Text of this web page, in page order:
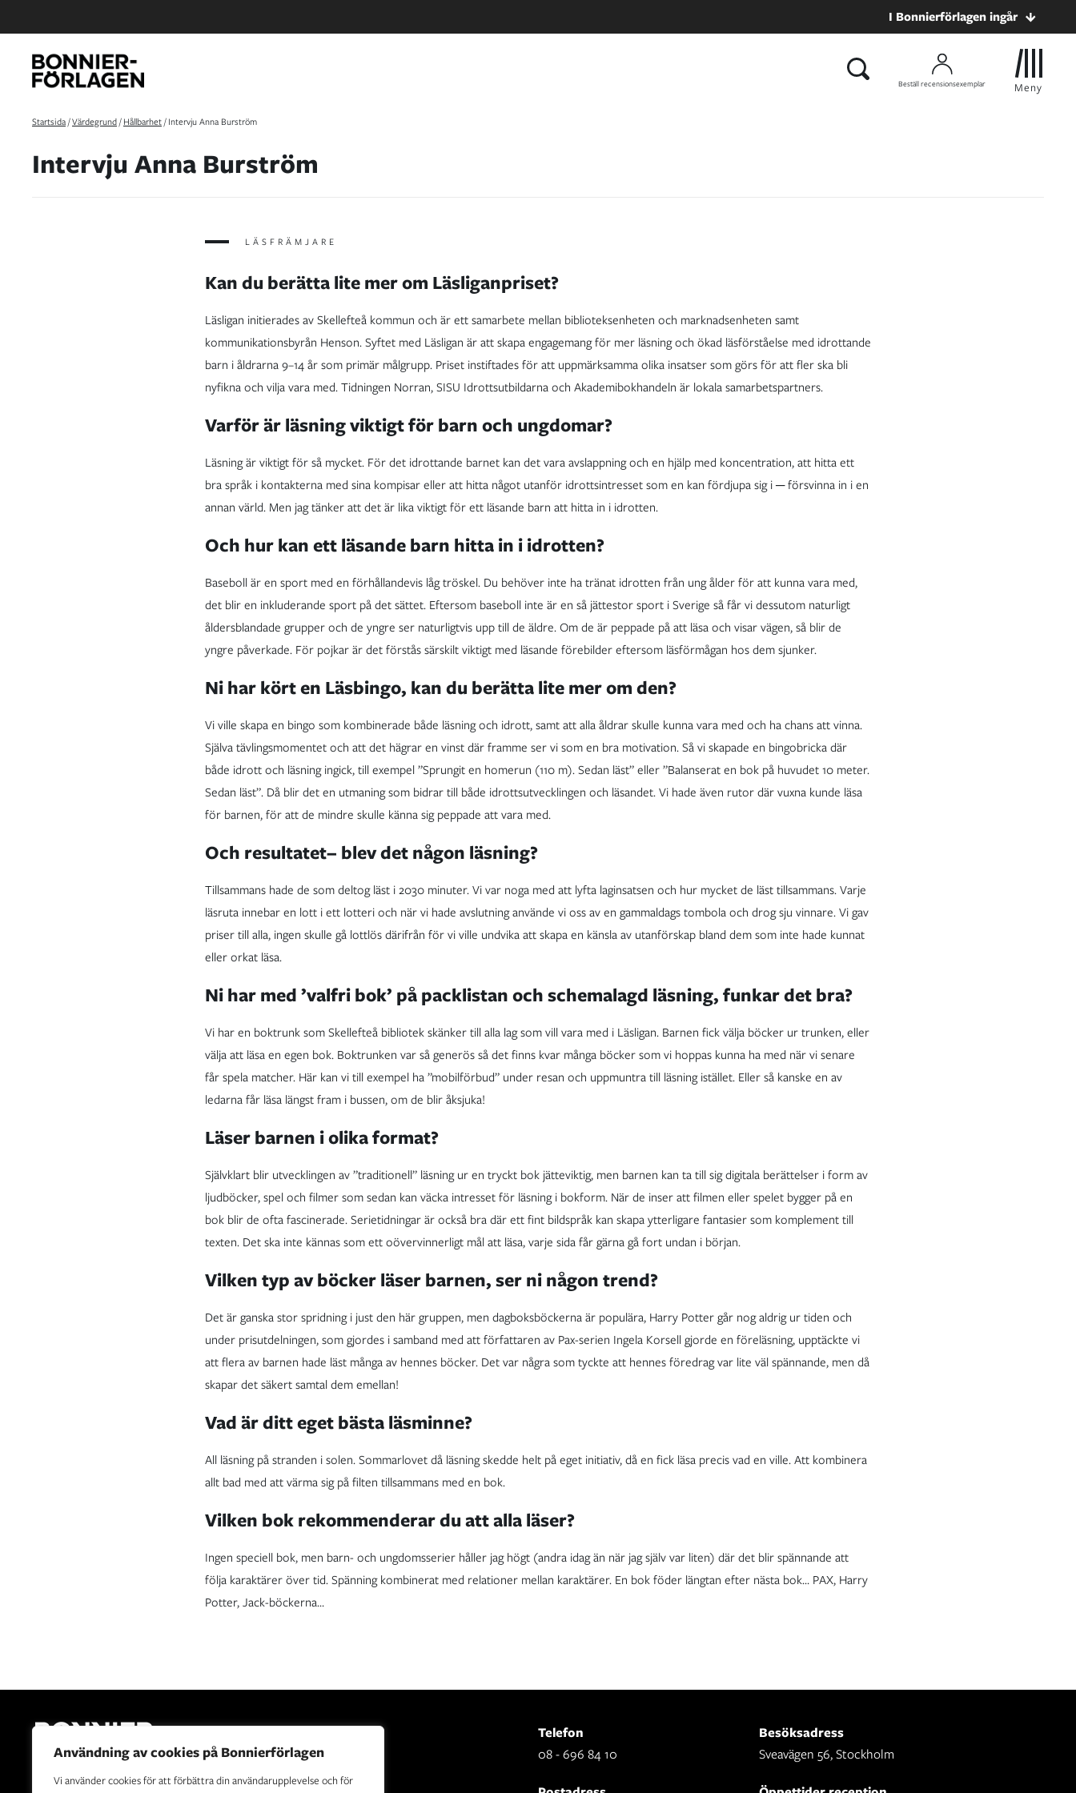
Användning av cookies på Bonnierförlagen
Vi använder cookies för att förbättra din användarupplevelse och för
I Bonnierförlagen ingår
Beställ recensionsexemplar Meny
Startsida/Värdegrund/Hållbarhet/Intervju Anna Burström
Intervju Anna Burström
LÄSFRÄMJARE
Kan du berätta lite mer om Läsliganpriset?
Läsligan initierades av Skellefteå kommun och är ett samarbete mellan biblioteksenheten och marknadsenheten samt
kommunikationsbyrån Henson. Syftet med Läsligan är att skapa engagemang för mer läsning och ökad läsförståelse med idrottande
barn i åldrarna 9–14 år som primär målgrupp. Priset instiftades för att uppmärksamma olika insatser som görs för att fler ska bli
nyfikna och vilja vara med. Tidningen Norran, SISU Idrottsutbildarna och Akademibokhandeln är lokala samarbetspartners.
Varför är läsning viktigt för barn och ungdomar?
Läsning är viktigt för så mycket. För det idrottande barnet kan det vara avslappning och en hjälp med koncentration, att hitta ett
bra språk i kontakterna med sina kompisar eller att hitta något utanför idrottsintresset som en kan fördjupa sig i ─ försvinna in i en
annan värld. Men jag tänker att det är lika viktigt för ett läsande barn att hitta in i idrotten.
Och hur kan ett läsande barn hitta in i idrotten?
Baseboll är en sport med en förhållandevis låg tröskel. Du behöver inte ha tränat idrotten från ung ålder för att kunna vara med,
det blir en inkluderande sport på det sättet. Eftersom baseboll inte är en så jättestor sport i Sverige så får vi dessutom naturligt
åldersblandade grupper och de yngre ser naturligtvis upp till de äldre. Om de är peppade på att läsa och visar vägen, så blir de
yngre påverkade. För pojkar är det förstås särskilt viktigt med läsande förebilder eftersom läsförmågan hos dem sjunker.
Ni har kört en Läsbingo, kan du berätta lite mer om den?
Vi ville skapa en bingo som kombinerade både läsning och idrott, samt att alla åldrar skulle kunna vara med och ha chans att vinna.
Själva tävlingsmomentet och att det hägrar en vinst där framme ser vi som en bra motivation. Så vi skapade en bingobricka där
både idrott och läsning ingick, till exempel ”Sprungit en homerun (110 m). Sedan läst” eller ”Balanserat en bok på huvudet 10 meter.
Sedan läst”. Då blir det en utmaning som bidrar till både idrottsutvecklingen och läsandet. Vi hade även rutor där vuxna kunde läsa
för barnen, för att de mindre skulle känna sig peppade att vara med.
Och resultatet– blev det någon läsning?
Tillsammans hade de som deltog läst i 2030 minuter. Vi var noga med att lyfta laginsatsen och hur mycket de läst tillsammans. Varje
läsruta innebar en lott i ett lotteri och när vi hade avslutning använde vi oss av en gammaldags tombola och drog sju vinnare. Vi gav
priser till alla, ingen skulle gå lottlös därifrån för vi ville undvika att skapa en känsla av utanförskap bland dem som inte hade kunnat
eller orkat läsa.
Ni har med ’valfri bok’ på packlistan och schemalagd läsning, funkar det bra?
Vi har en boktrunk som Skellefteå bibliotek skänker till alla lag som vill vara med i Läsligan. Barnen fick välja böcker ur trunken, eller
välja att läsa en egen bok. Boktrunken var så generös så det finns kvar många böcker som vi hoppas kunna ha med när vi senare
får spela matcher. Här kan vi till exempel ha ”mobilförbud” under resan och uppmuntra till läsning istället. Eller så kanske en av
ledarna får läsa längst fram i bussen, om de blir åksjuka!
Läser barnen i olika format?
Självklart blir utvecklingen av ”traditionell” läsning ur en tryckt bok jätteviktig, men barnen kan ta till sig digitala berättelser i form av
ljudböcker, spel och filmer som sedan kan väcka intresset för läsning i bokform. När de inser att filmen eller spelet bygger på en
bok blir de ofta fascinerade. Serietidningar är också bra där ett fint bildspråk kan skapa ytterligare fantasier som komplement till
texten. Det ska inte kännas som ett oövervinnerligt mål att läsa, varje sida får gärna gå fort undan i början.
Vilken typ av böcker läser barnen, ser ni någon trend?
Det är ganska stor spridning i just den här gruppen, men dagboksböckerna är populära, Harry Potter går nog aldrig ur tiden och
under prisutdelningen, som gjordes i samband med att författaren av Pax-serien Ingela Korsell gjorde en föreläsning, upptäckte vi
att flera av barnen hade läst många av hennes böcker. Det var några som tyckte att hennes föredrag var lite väl spännande, men då
skapar det säkert samtal dem emellan!
Vad är ditt eget bästa läsminne?
All läsning på stranden i solen. Sommarlovet då läsning skedde helt på eget initiativ, då en fick läsa precis vad en ville. Att kombinera
allt bad med att värma sig på filten tillsammans med en bok.
Vilken bok rekommenderar du att alla läser?
Ingen speciell bok, men barn- och ungdomsserier håller jag högt (andra idag än när jag själv var liten) där det blir spännande att
följa karaktärer över tid. Spänning kombinerat med relationer mellan karaktärer. En bok föder längtan efter nästa bok… PAX, Harry
Potter, Jack-böckerna…
Telefon
08 - 696 84 10
Besöksadress
Sveavägen 56, Stockholm